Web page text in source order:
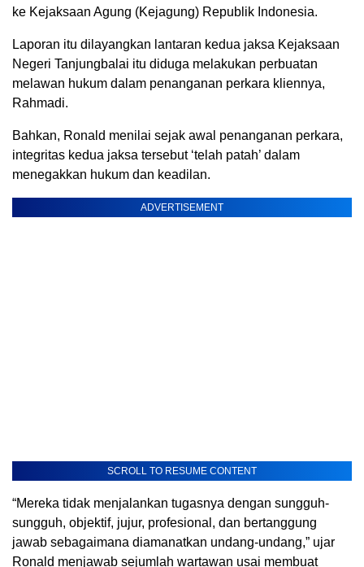
ke Kejaksaan Agung (Kejagung) Republik Indonesia.
Laporan itu dilayangkan lantaran kedua jaksa Kejaksaan
Negeri Tanjungbalai itu diduga melakukan perbuatan
melawan hukum dalam penanganan perkara kliennya,
Rahmadi.
Bahkan, Ronald menilai sejak awal penanganan perkara,
integritas kedua jaksa tersebut ‘telah patah’ dalam
menegakkan hukum dan keadilan.
ADVERTISEMENT
SCROLL TO RESUME CONTENT
“Mereka tidak menjalankan tugasnya dengan sungguh-
sungguh, objektif, jujur, profesional, dan bertanggung
jawab sebagaimana diamanatkan undang-undang,” ujar
Ronald menjawab sejumlah wartawan usai membuat